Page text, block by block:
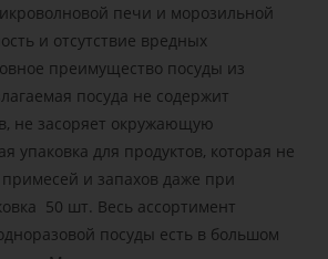
печи и морозильной
и отсутствие вредных
преимущество посуды из
посуда не содержит
не засоряет окружающую
упаковка для продуктов, которая не
и запахов даже при
50 шт. Весь ассортимент
посуды есть в большом